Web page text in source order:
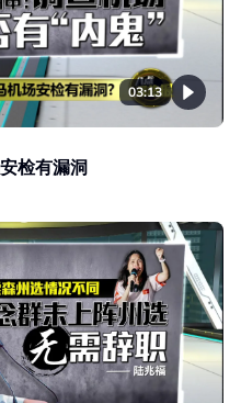
03:13
检有漏洞